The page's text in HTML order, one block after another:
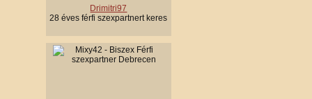
Drimitri97
28 éves férfi szexpartnert keres